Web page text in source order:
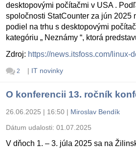
desktopovými počítačmi v USA .
spoločnosti StatCounter za jún 2025
podiel na trhu s desktopovými
kategóriu „ Neznámy “, ktorá
Zdroj: https://news.itsfoss.com/linux-
2 | IT novinky
O konferencii 13. ročník
26.06.2025 | 16:50 | Miroslav Bendík
Dátum udalosti: 01.07.2025
V dňoch 1. – 3. júla 2025 sa na